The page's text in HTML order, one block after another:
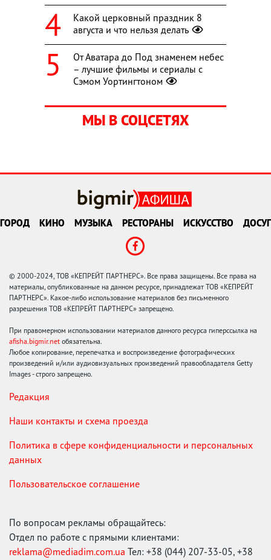
Какой церковный праздник 8
августа и что нельзя делать
От Аватара до Под знаменем небес
– лучшие фильмы и сериалы с
Сэмом Уортингтоном
МЫ В СОЦСЕТЯХ
ГОРОД КИНО МУЗЫКА РЕСТОРАНЫ ИСКУССТВО ДОСУГ
© 2000-2024, ТОВ «КЕПРЕЙТ ПАРТНЕРС». Все права защищены. Все права на
материалы, опубликованные на данном ресурсе, принадлежат ТОВ «КЕПРЕЙТ
ПАРТНЕРС». Какое-либо использование материалов без письменного
разрешения ТОВ «КЕПРЕЙТ ПАРТНЕРС» запрещено.
При правомерном использовании материалов данного ресурса гиперссылка на
afisha.bigmir.net обязательна.
Любое копирование, перепечатка и воспроизведение фотографических
произведений и/или аудиовизуальных произведений правообладателя Getty
Images - строго запрещено.
Редакция
Наши контакты и схема проезда
Политика в сфере конфиденциальности и персональных
данных
Пользовательское соглашение
По вопросам рекламы обращайтесь:
Отдел по работе с прямыми клиентами:
reklama@mediadim.com.ua Тел: +38 (044) 207-33-05, +38